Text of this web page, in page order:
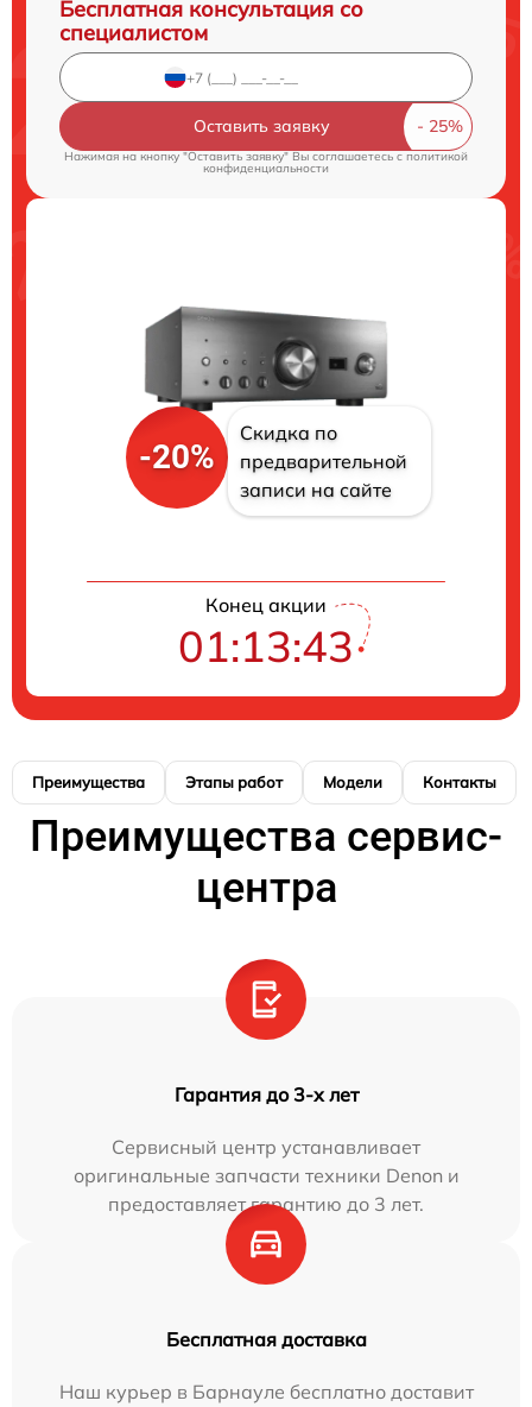
Бесплатная консультация со
специалистом
Оставить заявку
Нажимая на кнопку "Оставить заявку" Вы соглашаетесь c политикой
конфиденциальности
-20%
Скидка по
предварительной
записи на сайте
Конец акции
01:13:41
Преимущества Этапы работ Модели Контакты
Преимущества сервис-
центра
Гарантия до 3-х лет
Сервисный центр устанавливает
оригинальные запчасти техники Denon и
предоставляет гарантию до 3 лет.
Бесплатная доставка
Наш курьер в Барнауле бесплатно доставит